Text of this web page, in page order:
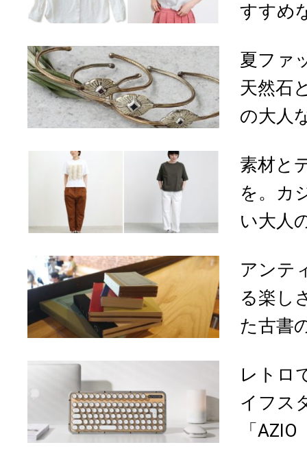
すすめ
夏ファ
天然石
の大人
素材と
を。カ
い大人
アンテ
る楽し
た古書
レトロ
イフス
「